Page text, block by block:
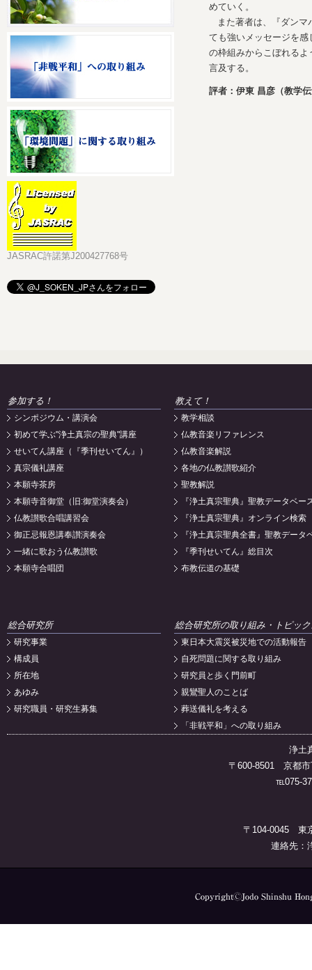
JASRAC許諾第J200427768号
めていく。
また著者は、『ダン
ても強いメッセージを
の枠組みからこぼれる
言及する。
評者：伊東 昌彦（教学
参加する！
シンポジウム・講演会
初めて学ぶ"浄土真宗の聖典"講座
せいてん講座（『季刊せいてん』）
真宗儀礼講座
本願寺茶房
本願寺音御堂（旧:御堂演奏会）
仏教讃歌合唱講習会
御正忌報恩講奉讃演奏会
一緒に歌おう仏教讃歌
本願寺合唱団
教えて！
教学相談
仏教音楽リファレンス
仏教音楽解説
各地の仏教讃歌紹介
聖教解説
『浄土真宗聖典』聖教データベー
『浄土真宗聖典』オンライン検索
『浄土真宗聖典全書』聖教データ
『季刊せいてん』総目次
布教伝道の基礎
総合研究所
研究事業
構成員
所在地
あゆみ
研究職員・研究生募集
総合研究所の取り組み・トピッ
東日本大震災被災地での活動報告
自死問題に関する取り組み
研究員と歩く門前町
親鸞聖人のことば
葬送儀礼を考える
「非戦平和」への取り組み
浄土
〒600-8501 京都市
℡075-
〒104-0045 東
連絡先：